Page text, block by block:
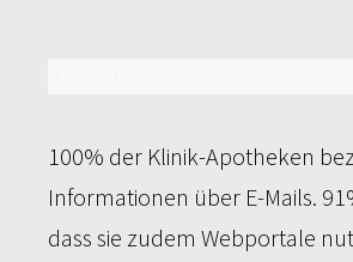
100% der Klinik-Apotheken
Informationen über E-Mails.
dass sie zudem Webportale